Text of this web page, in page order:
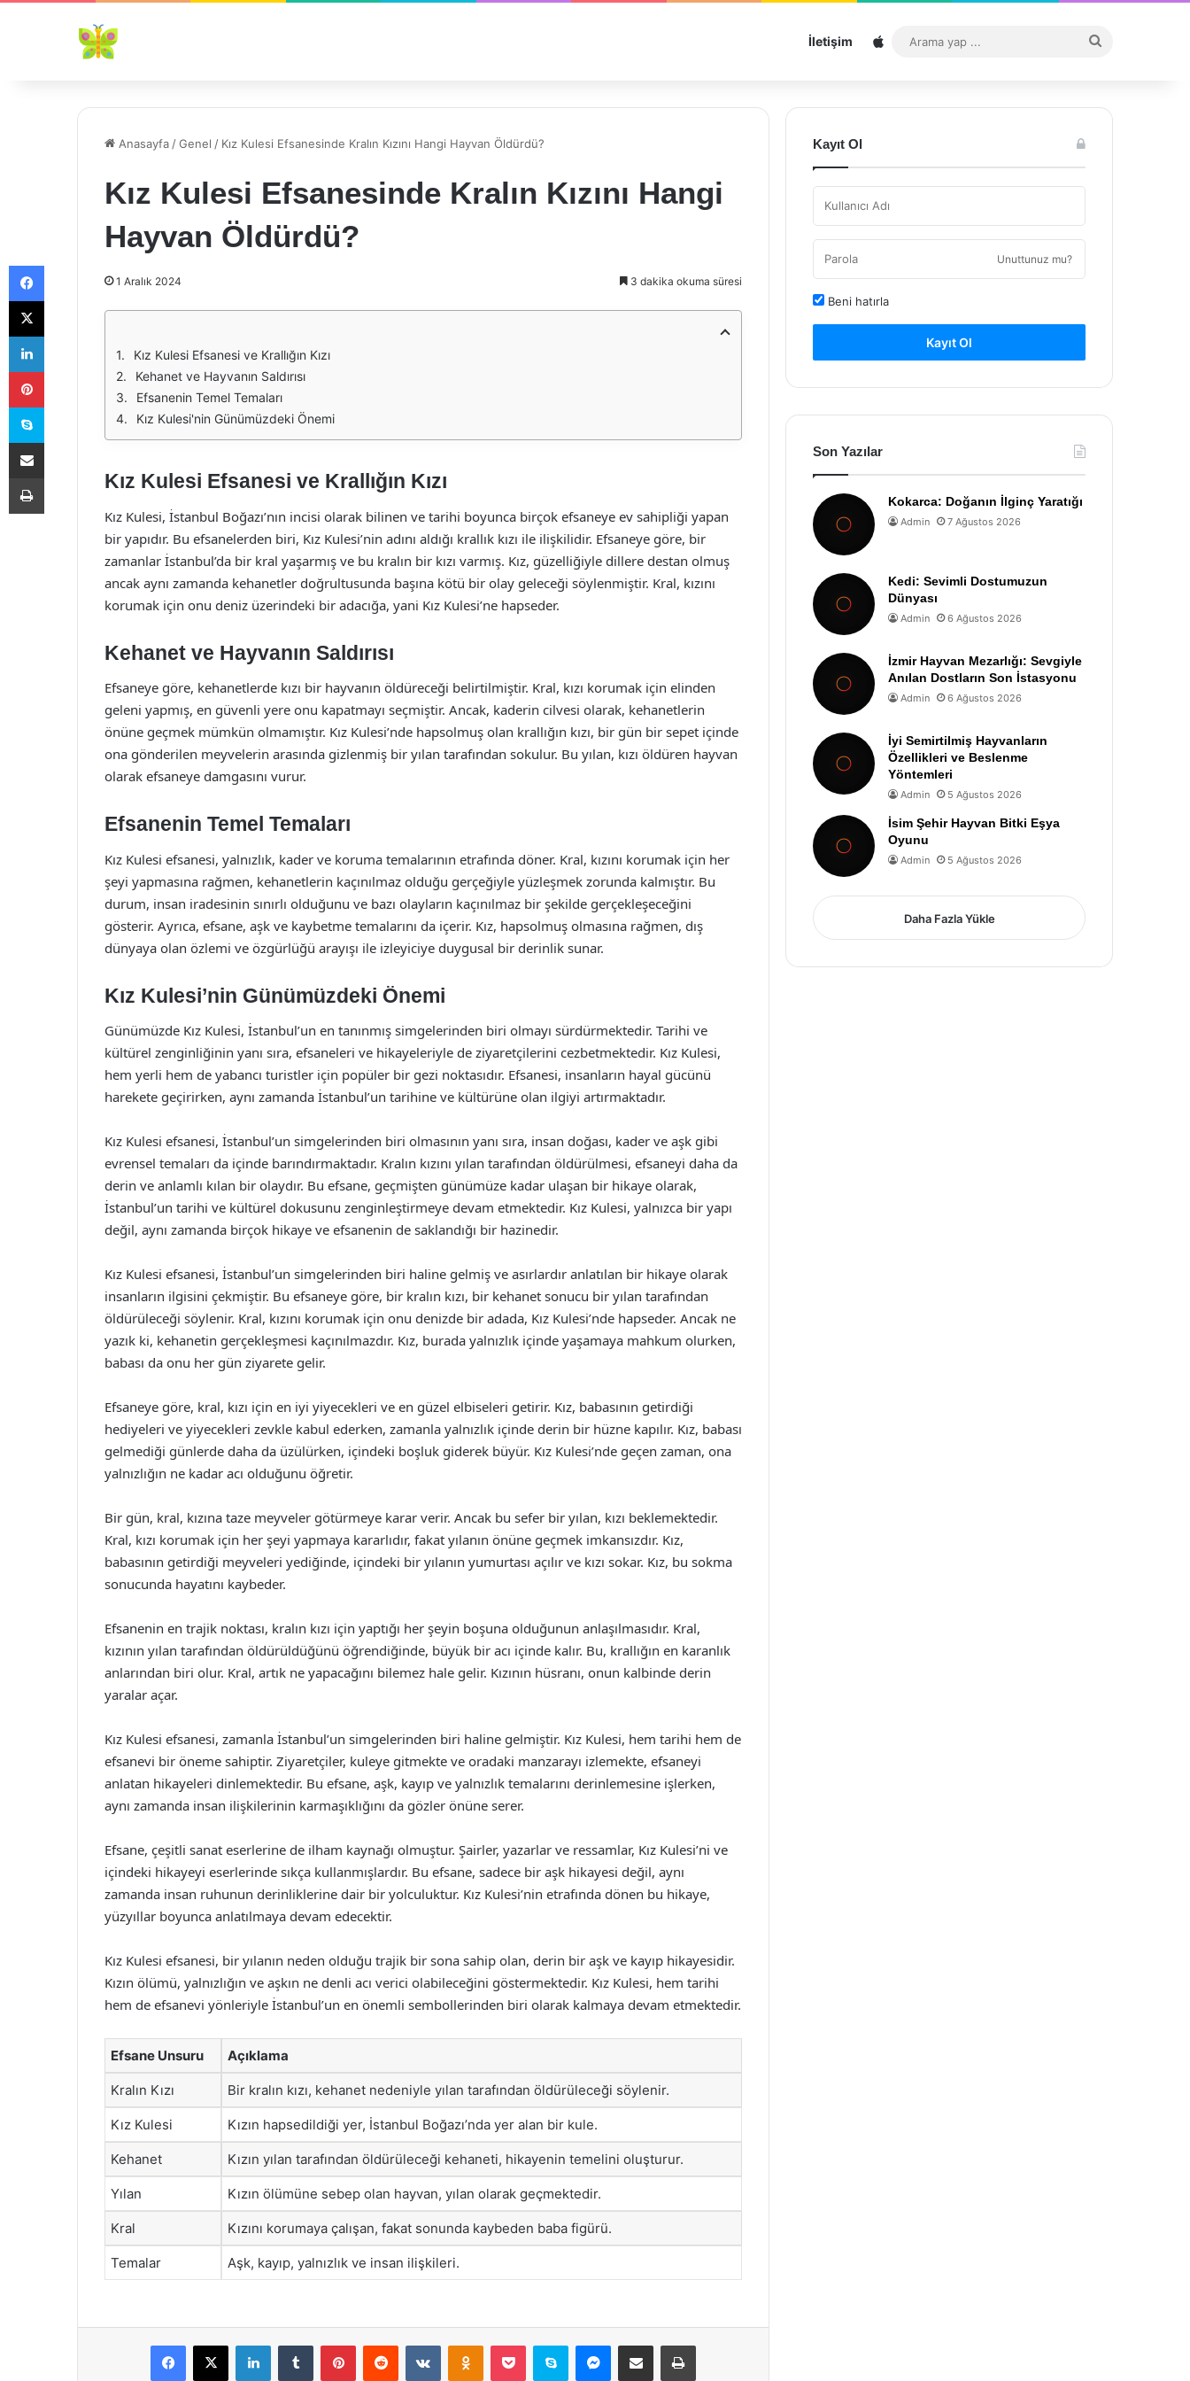
İletişim Sitemap
...
Anasayfa /Genel / Kız Kulesi Efsanesinde Kralın Kızını Hangi Hayvan Öldürdü?
Kız Kulesi Efsanesinde Kralın Kızını Hangi
Hayvan Öldürdü?
1 Aralık 2024 3 dakika okuma süresi
Kız Kulesi Efsanesi ve Krallığın Kızı
Kehanet ve Hayvanın Saldırısı
Efsanenin Temel Temaları
Kız Kulesi'nin Günümüzdeki Önemi
Kız Kulesi Efsanesi ve Krallığın Kızı
Kız Kulesi, İstanbul Boğazı’nın incisi olarak bilinen ve tarihi boyunca birçok efsaneye ev sahipliği yapan
bir yapıdır. Bu efsanelerden biri, Kız Kulesi’nin adını aldığı krallık kızı ile ilişkilidir. Efsaneye göre, bir
zamanlar İstanbul’da bir kral yaşarmış ve bu kralın bir kızı varmış. Kız, güzelliğiyle dillere destan olmuş
ancak aynı zamanda kehanetler doğrultusunda başına kötü bir olay geleceği söylenmiştir. Kral, kızını
korumak için onu deniz üzerindeki bir adacığa, yani Kız Kulesi’ne hapseder.
Kehanet ve Hayvanın Saldırısı
Efsaneye göre, kehanetlerde kızı bir hayvanın öldüreceği belirtilmiştir. Kral, kızı korumak için elinden
geleni yapmış, en güvenli yere onu kapatmayı seçmiştir. Ancak, kaderin cilvesi olarak, kehanetlerin
önüne geçmek mümkün olmamıştır. Kız Kulesi’nde hapsolmuş olan krallığın kızı, bir gün bir sepet içinde
ona gönderilen meyvelerin arasında gizlenmiş bir yılan tarafından sokulur. Bu yılan, kızı öldüren hayvan
olarak efsaneye damgasını vurur.
Efsanenin Temel Temaları
Kız Kulesi efsanesi, yalnızlık, kader ve koruma temalarının etrafında döner. Kral, kızını korumak için her
şeyi yapmasına rağmen, kehanetlerin kaçınılmaz olduğu gerçeğiyle yüzleşmek zorunda kalmıştır. Bu
durum, insan iradesinin sınırlı olduğunu ve bazı olayların kaçınılmaz bir şekilde gerçekleşeceğini
gösterir. Ayrıca, efsane, aşk ve kaybetme temalarını da içerir. Kız, hapsolmuş olmasına rağmen, dış
dünyaya olan özlemi ve özgürlüğü arayışı ile izleyiciye duygusal bir derinlik sunar.
Kız Kulesi’nin Günümüzdeki Önemi
Günümüzde Kız Kulesi, İstanbul’un en tanınmış simgelerinden biri olmayı sürdürmektedir. Tarihi ve
kültürel zenginliğinin yanı sıra, efsaneleri ve hikayeleriyle de ziyaretçilerini cezbetmektedir. Kız Kulesi,
hem yerli hem de yabancı turistler için popüler bir gezi noktasıdır. Efsanesi, insanların hayal gücünü
harekete geçirirken, aynı zamanda İstanbul’un tarihine ve kültürüne olan ilgiyi artırmaktadır.
Kız Kulesi efsanesi, İstanbul’un simgelerinden biri olmasının yanı sıra, insan doğası, kader ve aşk gibi
evrensel temaları da içinde barındırmaktadır. Kralın kızını yılan tarafından öldürülmesi, efsaneyi daha da
derin ve anlamlı kılan bir olaydır. Bu efsane, geçmişten günümüze kadar ulaşan bir hikaye olarak,
İstanbul’un tarihi ve kültürel dokusunu zenginleştirmeye devam etmektedir. Kız Kulesi, yalnızca bir yapı
değil, aynı zamanda birçok hikaye ve efsanenin de saklandığı bir hazinedir.
Kız Kulesi efsanesi, İstanbul’un simgelerinden biri haline gelmiş ve asırlardır anlatılan bir hikaye olarak
insanların ilgisini çekmiştir. Bu efsaneye göre, bir kralın kızı, bir kehanet sonucu bir yılan tarafından
öldürüleceği söylenir. Kral, kızını korumak için onu denizde bir adada, Kız Kulesi’nde hapseder. Ancak ne
yazık ki, kehanetin gerçekleşmesi kaçınılmazdır. Kız, burada yalnızlık içinde yaşamaya mahkum olurken,
babası da onu her gün ziyarete gelir.
Efsaneye göre, kral, kızı için en iyi yiyecekleri ve en güzel elbiseleri getirir. Kız, babasının getirdiği
hediyeleri ve yiyecekleri zevkle kabul ederken, zamanla yalnızlık içinde derin bir hüzne kapılır. Kız, babası
gelmediği günlerde daha da üzülürken, içindeki boşluk giderek büyür. Kız Kulesi’nde geçen zaman, ona
yalnızlığın ne kadar acı olduğunu öğretir.
Bir gün, kral, kızına taze meyveler götürmeye karar verir. Ancak bu sefer bir yılan, kızı beklemektedir.
Kral, kızı korumak için her şeyi yapmaya kararlıdır, fakat yılanın önüne geçmek imkansızdır. Kız,
babasının getirdiği meyveleri yediğinde, içindeki bir yılanın yumurtası açılır ve kızı sokar. Kız, bu sokma
sonucunda hayatını kaybeder.
Efsanenin en trajik noktası, kralın kızı için yaptığı her şeyin boşuna olduğunun anlaşılmasıdır. Kral,
kızının yılan tarafından öldürüldüğünü öğrendiğinde, büyük bir acı içinde kalır. Bu, krallığın en karanlık
anlarından biri olur. Kral, artık ne yapacağını bilemez hale gelir. Kızının hüsranı, onun kalbinde derin
yaralar açar.
Kız Kulesi efsanesi, zamanla İstanbul’un simgelerinden biri haline gelmiştir. Kız Kulesi, hem tarihi hem de
efsanevi bir öneme sahiptir. Ziyaretçiler, kuleye gitmekte ve oradaki manzarayı izlemekte, efsaneyi
anlatan hikayeleri dinlemektedir. Bu efsane, aşk, kayıp ve yalnızlık temalarını derinlemesine işlerken,
aynı zamanda insan ilişkilerinin karmaşıklığını da gözler önüne serer.
Efsane, çeşitli sanat eserlerine de ilham kaynağı olmuştur. Şairler, yazarlar ve ressamlar, Kız Kulesi’ni ve
içindeki hikayeyi eserlerinde sıkça kullanmışlardır. Bu efsane, sadece bir aşk hikayesi değil, aynı
zamanda insan ruhunun derinliklerine dair bir yolculuktur. Kız Kulesi’nin etrafında dönen bu hikaye,
yüzyıllar boyunca anlatılmaya devam edecektir.
Kız Kulesi efsanesi, bir yılanın neden olduğu trajik bir sona sahip olan, derin bir aşk ve kayıp hikayesidir.
Kızın ölümü, yalnızlığın ve aşkın ne denli acı verici olabileceğini göstermektedir. Kız Kulesi, hem tarihi
hem de efsanevi yönleriyle İstanbul’un en önemli sembollerinden biri olarak kalmaya devam etmektedir.
Efsane Unsuru Açıklama
Kralın Kızı Bir kralın kızı, kehanet nedeniyle yılan tarafından öldürüleceği söylenir.
Kız Kulesi Kızın hapsedildiği yer, İstanbul Boğazı’nda yer alan bir kule.
Kehanet Kızın yılan tarafından öldürüleceği kehaneti, hikayenin temelini oluşturur.
Yılan Kızın ölümüne sebep olan hayvan, yılan olarak geçmektedir.
Kral Kızını korumaya çalışan, fakat sonunda kaybeden baba figürü.
Temalar Aşk, kayıp, yalnızlık ve insan ilişkileri.
Facebook
X LinkedInTumblr PinterestReddit VKontakteOdnoklassniki
Pocket Skype Messenger
E-Posta ile paylaş Yazdır
Kayıt Ol
Unuttunuz mu?
Beni hatırla
Kayıt Ol
Son Yazılar
Kokarca: Doğanın İlginç Yaratığı
Admin 7 Ağustos 2026
Kedi: Sevimli Dostumuzun
Dünyası
Admin 6 Ağustos 2026
İzmir Hayvan Mezarlığı: Sevgiyle
Anılan Dostların Son İstasyonu
Admin 6 Ağustos 2026
İyi Semirtilmiş Hayvanların
Özellikleri ve Beslenme
Yöntemleri
Admin 5 Ağustos 2026
İsim Şehir Hayvan Bitki Eşya
Oyunu
Admin 5 Ağustos 2026
Daha Fazla Yükle
Facebook
X
LinkedIn
Pinterest
Skype
E-Posta ile paylaş